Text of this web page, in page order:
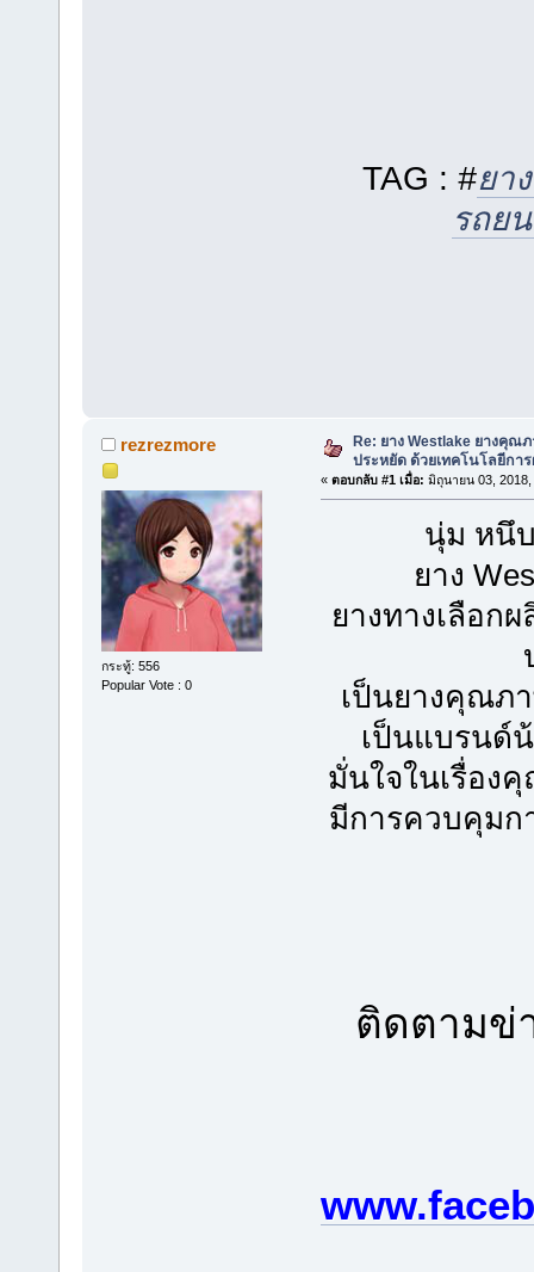
TAG :#ยา
รถย
rezrezmore
กระทู้: 556
Popular Vote : 0
Re: ยาง Westlake ยางคุณ
ประหยัด ด้วยเทคโนโลยีกา
« ตอบกลับ #1 เมื่อ: มิถุนายน 03, 2018,
นุ่ม หนึ
ยาง
ยางทางเลือก
เป็นยางคุณภ
เป็นแบรนด์
มั่นใจในเรื่อง
มีการควบคุมก
ติดตามข่